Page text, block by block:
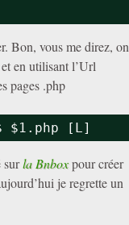
Bon, vous me direz, on
en utilisant l’Url
pages .php
$1.php [L]
surla Bnboxpour créer
je regrette un